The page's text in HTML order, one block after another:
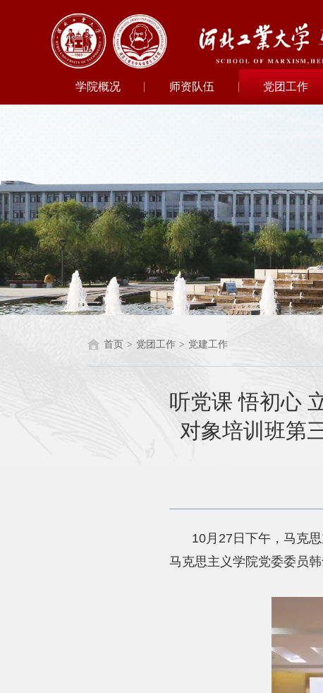
学院概况 师资队伍 党团工作
首页 > 党团工作 > 党建工作
听党课 悟初心
对象培训班第
10月27日下午，马克
马克思主义学院党委委员